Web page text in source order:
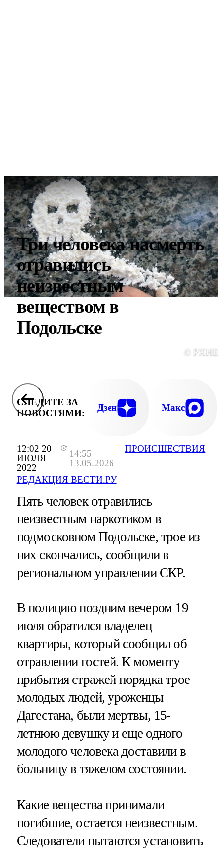
12:02 20
ИЮЛЯ
2022
14:55
13.05.2026
РЕДАКЦИЯ ВЕСТИ.РУ
ПРОИСШЕСТВИЯ
Три человека насмерть
отравились
неизвестным
веществом в
Подольске
©
СЛЕДИТЕ ЗА
НОВОСТЯМИ:
Дзен Макс
Пять человек отравились
неизвестным наркотиком в
подмосковном Подольске, трое из
них скончались, сообщили в
региональном управлении СКР.
В полицию поздним вечером 19
июля обратился владелец
квартиры, который сообщил об
отравлении гостей. К моменту
прибытия стражей порядка трое
молодых людей, уроженцы
Дагестана, были мертвы, 15-
летнюю девушку и еще одного
молодого человека доставили в
больницу в тяжелом состоянии.
Какие вещества принимали
погибшие, остается неизвестным.
Следователи пытаются установить